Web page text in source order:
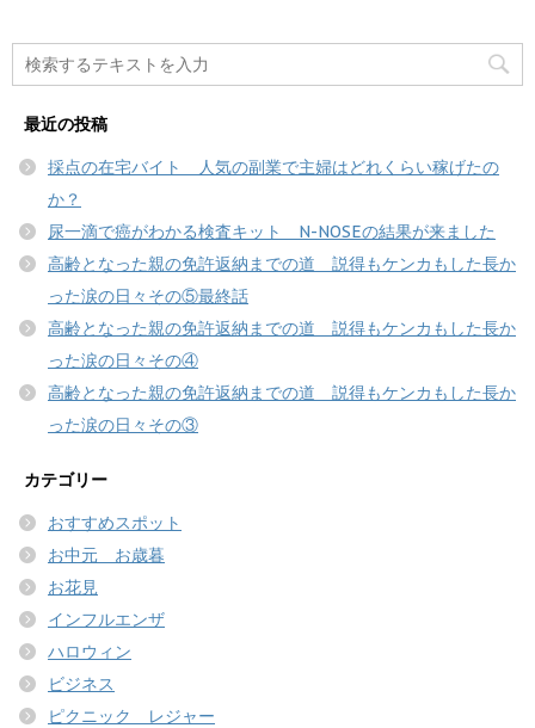
最近の投稿
採点の在宅バイト 人気の副業で主婦はどれくらい稼げたの
か？
尿一滴で癌がわかる検査キット N-NOSEの結果が来ました
高齢となった親の免許返納までの道 説得もケンカもした長か
った涙の日々その⑤最終話
高齢となった親の免許返納までの道 説得もケンカもした長か
った涙の日々その④
高齢となった親の免許返納までの道 説得もケンカもした長か
った涙の日々その③
カテゴリー
おすすめスポット
お中元 お歳暮
お花見
インフルエンザ
ハロウィン
ビジネス
ピクニック レジャー